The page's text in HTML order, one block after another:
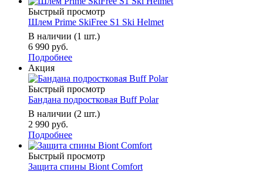
Быстрый просмотр
Шлем Prime SkiFree S1 Ski Helmet
В наличии (1 шт.)
6 990 руб.
Подробнее
Акция
Быстрый просмотр
Бандана подростковая Buff Polar
В наличии (2 шт.)
2 990 руб.
Подробнее
Быстрый просмотр
Защита спины Biont Comfort